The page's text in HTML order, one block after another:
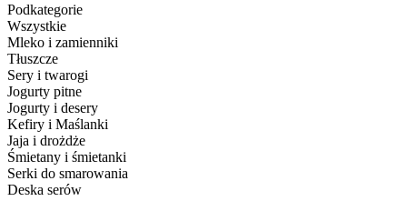
Podkategorie
Wszystkie
Mleko i zamienniki
Tłuszcze
Sery i twarogi
Jogurty pitne
Jogurty i desery
Kefiry i Maślanki
Jaja i drożdże
Śmietany i śmietanki
Serki do smarowania
Deska serów